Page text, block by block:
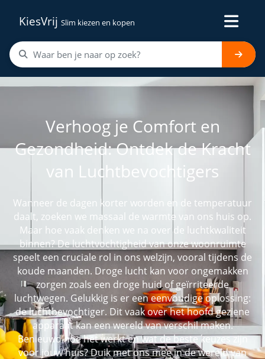
KiesVrij Slim kiezen en kopen
Verhoog je Comfort en
Gezondheid: Ontdek de Kracht
van Luchtbevochtigers
Wanneer de dagen korter worden en de temperatuur
daalt, zoeken we massaal de warmte van ons huis op.
Maar hoe vaak denken we na over de luchtkwaliteit
binnen? De luchtvochtigheid van onze woonruimte
speelt een cruciale rol in ons welzijn, vooral tijdens de
koude maanden. Droge lucht kan voor ongemakken
zorgen zoals een droge huid of geïrriteerde
luchtwegen. Gelukkig is er een eenvoudige oplossing:
de luchtbevochtiger. Dit vaak over het hoofd geziene
apparaat kan een wereld van verschil maken.
Benieuwd hoe het werkt en wat de beste keuzes zijn
voor jouw huis? Duik met ons mee in de wereld van